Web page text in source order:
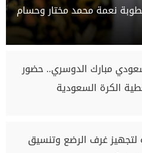
نعمة محمد مختار وحسام
مبارك الدوسري.. حضور
الكرة السعودية
لتجهيز غرف الرضع وتنسيق